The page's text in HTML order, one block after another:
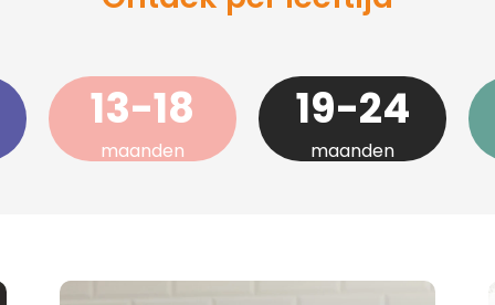
13-18
maanden
19-24
maanden